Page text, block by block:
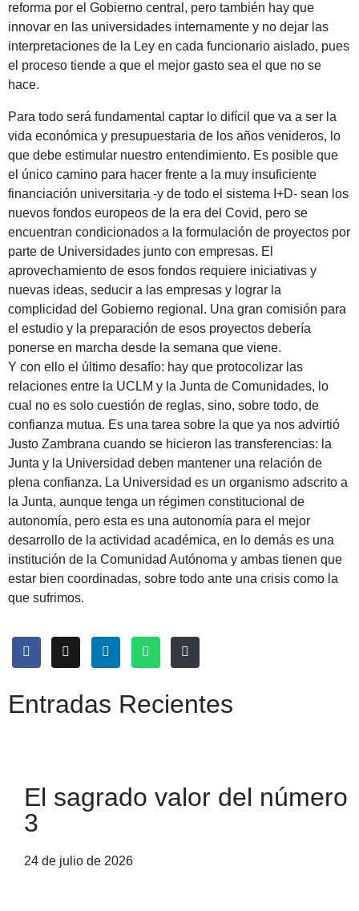
reforma por el Gobierno central, pero también hay que
innovar en las universidades internamente y no dejar las
interpretaciones de la Ley en cada funcionario aislado, pues
el proceso tiende a que el mejor gasto sea el que no se
hace.
Para todo será fundamental captar lo difícil que va a ser la
vida económica y presupuestaria de los años venideros, lo
que debe estimular nuestro entendimiento. Es posible que
el único camino para hacer frente a la muy insuficiente
financiación universitaria -y de todo el sistema I+D- sean los
nuevos fondos europeos de la era del Covid, pero se
encuentran condicionados a la formulación de proyectos por
parte de Universidades junto con empresas. El
aprovechamiento de esos fondos requiere iniciativas y
nuevas ideas, seducir a las empresas y lograr la
complicidad del Gobierno regional. Una gran comisión para
el estudio y la preparación de esos proyectos debería
ponerse en marcha desde la semana que viene.
Y con ello el último desafío: hay que protocolizar las
relaciones entre la UCLM y la Junta de Comunidades, lo
cual no es solo cuestión de reglas, sino, sobre todo, de
confianza mutua. Es una tarea sobre la que ya nos advirtió
Justo Zambrana cuando se hicieron las transferencias: la
Junta y la Universidad deben mantener una relación de
plena confianza. La Universidad es un organismo adscrito a
la Junta, aunque tenga un régimen constitucional de
autonomía, pero esta es una autonomía para el mejor
desarrollo de la actividad académica, en lo demás es una
institución de la Comunidad Autónoma y ambas tienen que
estar bien coordinadas, sobre todo ante una crisis como la
que sufrimos.
Entradas Recientes
El sagrado valor del número
3
24 de julio de 2026